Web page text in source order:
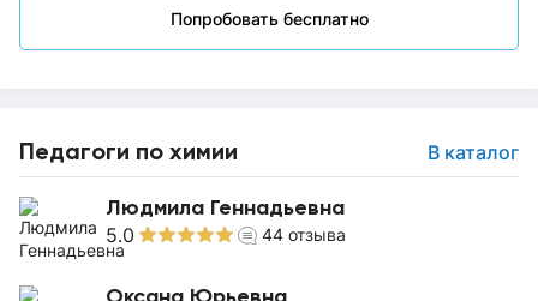
Попробовать бесплатно
Педагоги по химии В каталог
Людмила Геннадьевна
5.0 44 отзыва